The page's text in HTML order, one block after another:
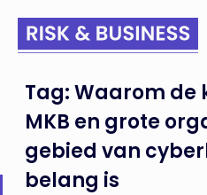
Tag:Waarom de
MKB en grote
gebied van
belang is